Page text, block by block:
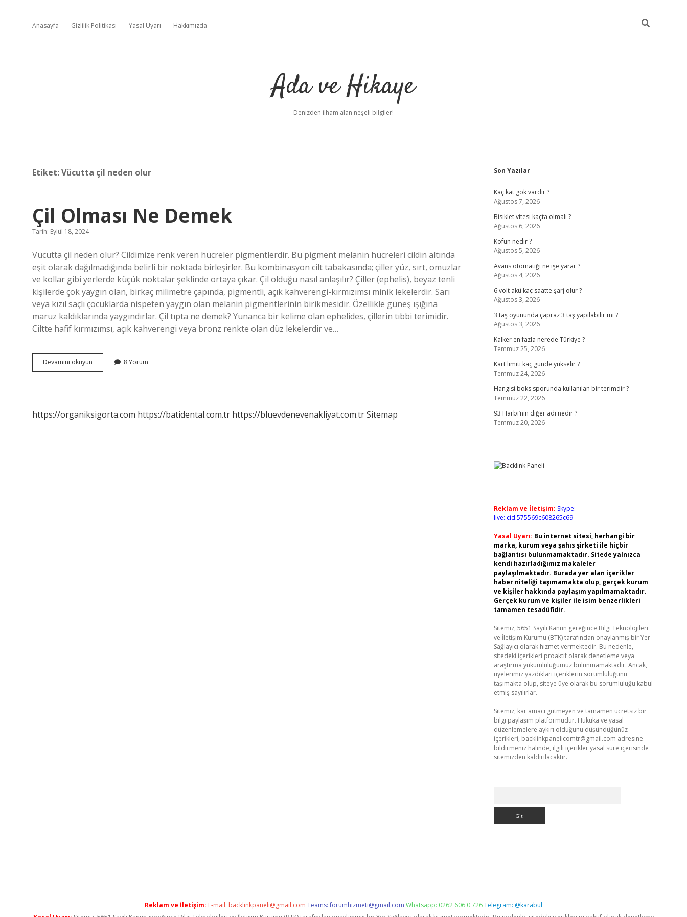
Anasayfa Gizlilik Politikası Yasal Uyarı Hakkımızda
Ada ve Hikaye
Denizden ilham alan neşeli bilgiler!
Etiket:Vücutta çil neden olur
Çil Olması Ne Demek
Tarih: Eylül 18, 2024
Vücutta çil neden olur? Cildimize renk veren hücreler pigmentlerdir. Bu pigment melanin hücreleri cildin altında
eşit olarak dağılmadığında belirli bir noktada birleşirler. Bu kombinasyon cilt tabakasında; çiller yüz, sırt, omuzlar
ve kollar gibi yerlerde küçük noktalar şeklinde ortaya çıkar. Çil olduğu nasıl anlaşılır? Çiller (ephelis), beyaz tenli
kişilerde çok yaygın olan, birkaç milimetre çapında, pigmentli, açık kahverengi-kırmızımsı minik lekelerdir. Sarı
veya kızıl saçlı çocuklarda nispeten yaygın olan melanin pigmentlerinin birikmesidir. Özellikle güneş ışığına
maruz kaldıklarında yaygındırlar. Çil tıpta ne demek? Yunanca bir kelime olan ephelides, çillerin tıbbi terimidir.
Ciltte hafif kırmızımsı, açık kahverengi veya bronz renkte olan düz lekelerdir ve…
Devamını okuyun
Olması
8 Yorum
https://organiksigorta.com https://batidental.com.tr https://bluevdenevenakliyat.com.trSitemap
Sidebar
Son Yazılar
Kaç kat gök vardır ?
Ağustos 7, 2026
Bisiklet vitesi kaçta olmalı ?
Ağustos 6, 2026
Kofun nedir ?
Ağustos 5, 2026
Avans otomatiği ne işe yarar ?
Ağustos 4, 2026
6 volt akü kaç saatte şarj olur ?
Ağustos 3, 2026
3 taş oyununda çapraz 3 taş yapılabilir mi ?
Ağustos 3, 2026
Kalker en fazla nerede Türkiye ?
Temmuz 25, 2026
Kart limiti kaç günde yükselir ?
Temmuz 24, 2026
Hangisi boks sporunda kullanılan bir terimdir ?
Temmuz 22, 2026
93 Harbi’nin diğer adı nedir ?
Temmuz 20, 2026
Reklam ve İletişim: Skype:
live:.cid.575569c608265c69
Yasal Uyarı: Bu internet sitesi, herhangi bir
marka, kurum veya şahıs şirketi ile hiçbir
bağlantısı bulunmamaktadır. Sitede yalnızca
kendi hazırladığımız makaleler
paylaşılmaktadır. Burada yer alan içerikler
haber niteliği taşımamakta olup, gerçek kurum
ve kişiler hakkında paylaşım yapılmamaktadır.
Gerçek kurum ve kişiler ile isim benzerlikleri
tamamen tesadüfidir.
Sitemiz, 5651 Sayılı Kanun gereğince Bilgi Teknolojileri
ve İletişim Kurumu (BTK) tarafından onaylanmış bir Yer
Sağlayıcı olarak hizmet vermektedir. Bu nedenle,
sitedeki içerikleri proaktif olarak denetleme veya
araştırma yükümlülüğümüz bulunmamaktadır. Ancak,
üyelerimiz yazdıkları içeriklerin sorumluluğunu
taşımakta olup, siteye üye olarak bu sorumluluğu kabul
etmiş sayılırlar.
Sitemiz, kar amacı gütmeyen ve tamamen ücretsiz bir
bilgi paylaşım platformudur. Hukuka ve yasal
düzenlemelere aykırı olduğunu düşündüğünüz
içerikleri, backlinkpanelicomtr@gmail.com adresine
bildirmeniz halinde, ilgili içerikler yasal süre içerisinde
sitemizden kaldırılacaktır.
Reklam ve İletişim: E-mail: backlinkpaneli@gmail.com Teams:forumhizmeti@gmail.com Whatsapp: 0262 606 0 726Telegram: @karabul